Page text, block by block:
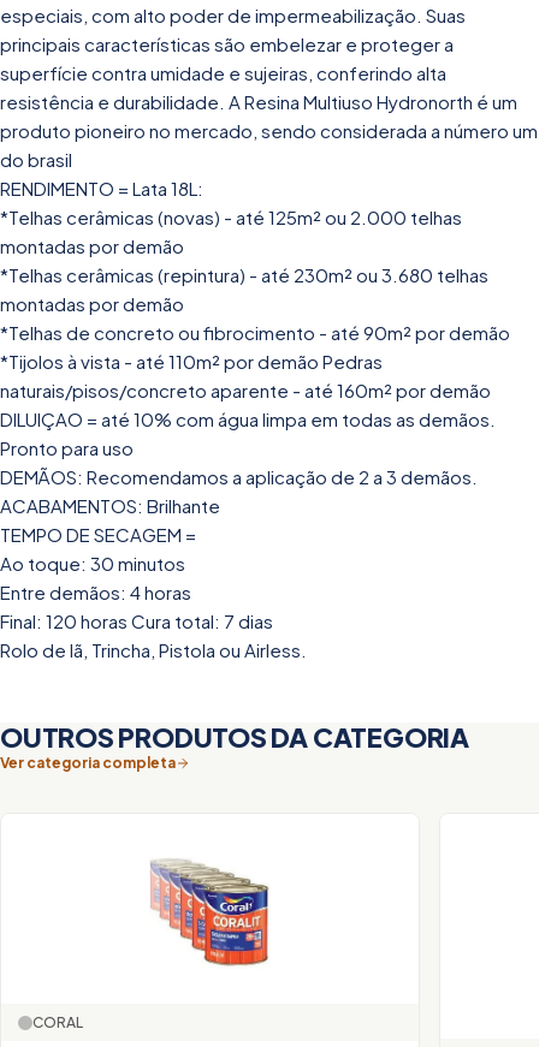
especiais, com alto poder de impermeabilização. Suas
principais características são embelezar e proteger a
superfície contra umidade e sujeiras, conferindo alta
resistência e durabilidade. A Resina Multiuso Hydronorth é um
produto pioneiro no mercado, sendo considerada a número um
do brasil
RENDIMENTO = Lata 18L:
*Telhas cerâmicas (novas) - até 125m² ou 2.000 telhas
montadas por demão
*Telhas cerâmicas (repintura) - até 230m² ou 3.680 telhas
montadas por demão
*Telhas de concreto ou fibrocimento - até 90m² por demão
*Tijolos à vista - até 110m² por demão Pedras
naturais/pisos/concreto aparente - até 160m² por demão
DILUIÇAO = até 10% com água limpa em todas as demãos.
Pronto para uso
DEMÃOS: Recomendamos a aplicação de 2 a 3 demãos.
ACABAMENTOS: Brilhante
TEMPO DE SECAGEM =
Ao toque: 30 minutos
Entre demãos: 4 horas
Final: 120 horas Cura total: 7 dias
Rolo de lã, Trincha, Pistola ou Airless.
OUTROS PRODUTOS DA CATEGORIA
Ver categoria completa
CORAL